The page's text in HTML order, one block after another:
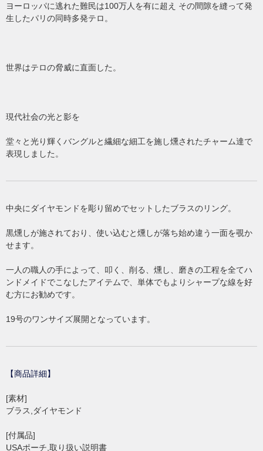
ヨーロッパに逃れた難民は100万人を有に超え その間隙を縫って発
生したパリの同時多発テロ。
世界はテロの脅威に直面した。
現代社会の光と影を
堂々と光り輝くバングルと繊細な細工を施し燻されたチャーム達で
表現しました。
中央にダイヤモンドを彫り留めでセットしたブラスのリング。
黒燻しが施されており、使い込むと燻しが落ち始め違う一面を覗か
せます。
一人の職人の手によって、叩く、削る、燻し、磨きの工程を全てハ
ンドメイドでこなしたアイテムで、単体でもよりシャープな線を好
む方にお勧めです。
19号のワンサイズ展開となっています。
【商品詳細】
[素材]
ブラス,ダイヤモンド
[付属品]
USAポーチ,取り扱い説明書